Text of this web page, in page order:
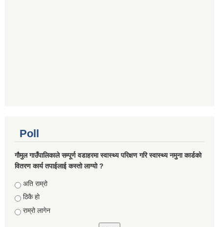
Poll
गौमुल गाउँपालिकाले सम्पूर्ण वडाहरमा स्वास्थ्य परिक्षण गरि स्वास्थ्य नमुना कार्डको
वितरण कार्य तपाईलाई कस्तो लाग्यो ?
Choices
अति राम्रो
ठिकै हो
राम्रो लागेन